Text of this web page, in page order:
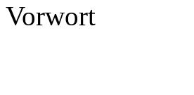
Vorwort